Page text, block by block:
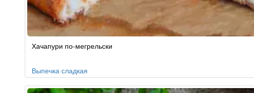
Хачапури по-мегрельски
Выпечка сладкая